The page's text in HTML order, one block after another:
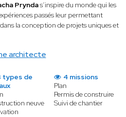
architecte
Pryndas’inspire du monde qui les
passés leur permettant
la conception de projets uniques et
types de
neuve
4 missions
Plan
Permis de construire
Suivi de chantier